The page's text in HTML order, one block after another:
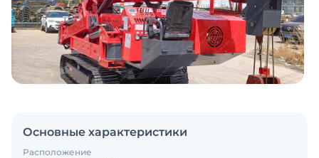
Основные характеристики
Расположение